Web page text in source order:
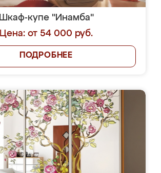
Шкаф-купе "Инамба"
Цена: от 54 000 руб.
ПОДРОБНЕЕ